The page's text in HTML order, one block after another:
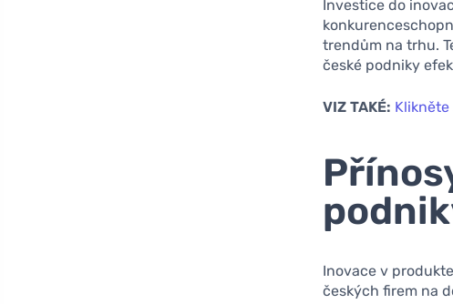
Investice do
trendům na trhu.
české podniky
VIZ TAKÉ:
Inovace v
českých firem na